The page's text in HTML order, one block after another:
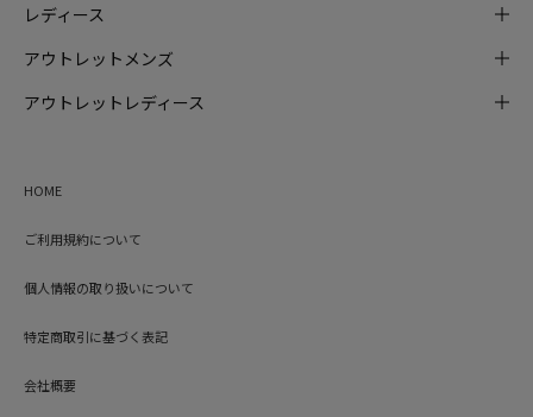
レディース
アウトレットメンズ
アウトレットレディース
HOME
ご利用規約について
個人情報の取り扱いについて
特定商取引に基づく表記
会社概要